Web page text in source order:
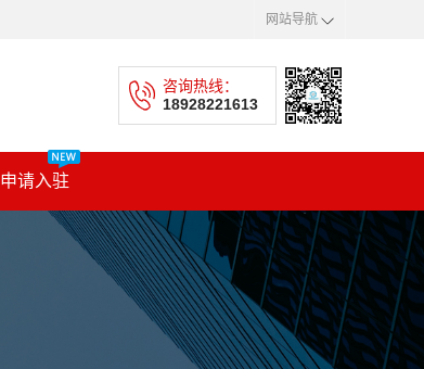
网站导航
咨询热线：
18928221613
申请入驻